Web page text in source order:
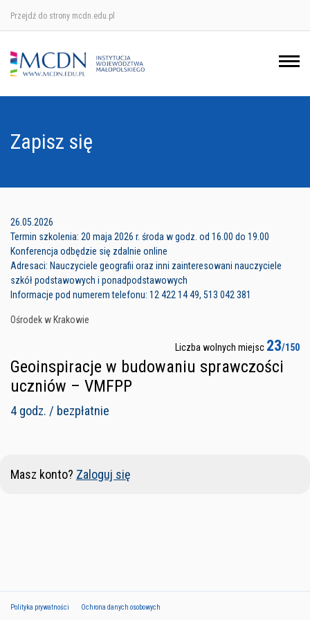
Przejdź do strony mcdn.edu.pl
Zapisz się
26.05.2026
Termin szkolenia: 20 maja 2026 r. środa w godz. od 16.00 do 19.00
Konferencja odbędzie się zdalnie online
Adresaci: Nauczyciele geografii oraz inni zainteresowani nauczyciele
szkół podstawowych i ponadpodstawowych
Informacje pod numerem telefonu: 12 422 14 49, 513 042 381
Ośrodek w Krakowie
Liczba wolnych miejsc 23/150
Geoinspiracje w budowaniu sprawczości
uczniów – VMFPP
4 godz. / bezpłatnie
Masz konto? Zaloguj się
Polityka prywatności Ochrona danych osobowych
Ośrodek w Krakowie
Ośrodek w Nowym Sączu
Ośrodek w Tarnowie